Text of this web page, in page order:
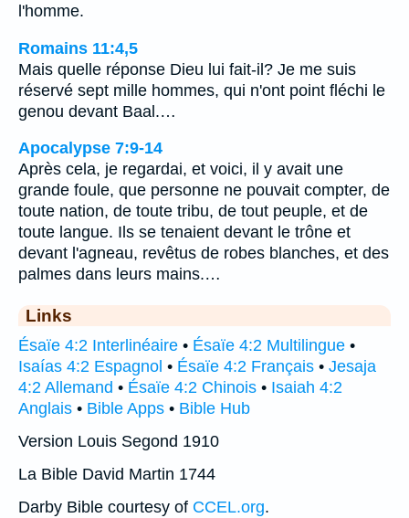
l'homme.
Romains 11:4,5
Mais quelle réponse Dieu lui fait-il? Je me suis
réservé sept mille hommes, qui n'ont point fléchi le
genou devant Baal.…
Apocalypse 7:9-14
Après cela, je regardai, et voici, il y avait une
grande foule, que personne ne pouvait compter, de
toute nation, de toute tribu, de tout peuple, et de
toute langue. Ils se tenaient devant le trône et
devant l'agneau, revêtus de robes blanches, et des
palmes dans leurs mains.…
Links
Ésaïe 4:2 Interlinéaire • Ésaïe 4:2 Multilingue •
Isaías 4:2 Espagnol • Ésaïe 4:2 Français • Jesaja
4:2 Allemand • Ésaïe 4:2 Chinois • Isaiah 4:2
Anglais • Bible Apps • Bible Hub
Version Louis Segond 1910
La Bible David Martin 1744
Darby Bible courtesy of CCEL.org.